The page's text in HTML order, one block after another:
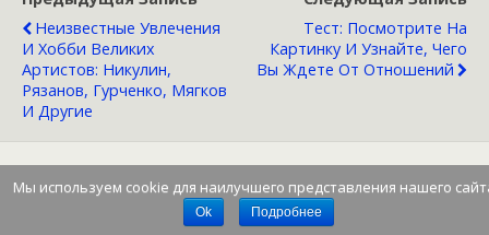
Неизвестные Увлечения
И Хобби Великих
Артистов: Никулин,
Рязанов, Гурченко, Мягков
И Другие
Тест: Посмотрите На
Картинку И Узнайте, Чего
Вы Ждете От Отношений
Мы используем cookie для наилучшего представления нашего
Ok Подробнее
Наверх